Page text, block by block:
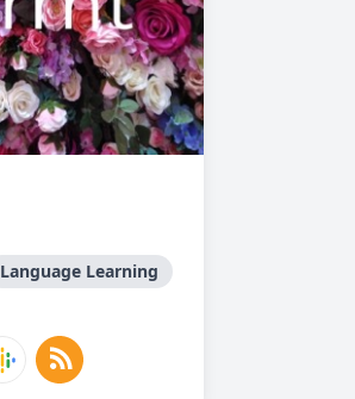
Language Learning